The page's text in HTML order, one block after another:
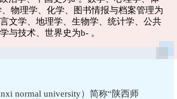
物理学、化学、图书情报与档案管理为
文学、地理学、生物学、统计学、公共
与技术、世界史为b- 。
normal university）简称“陕西师